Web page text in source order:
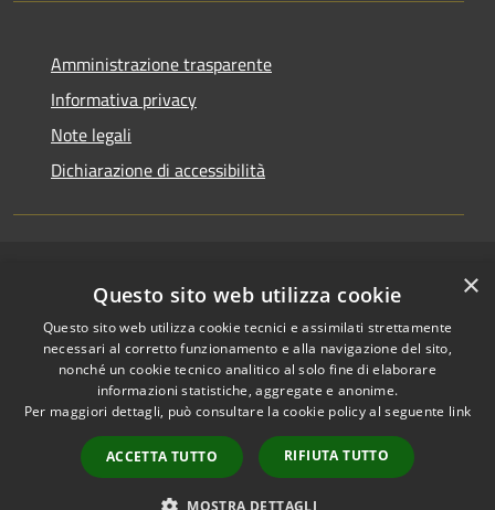
Amministrazione trasparente
Informativa privacy
Note legali
Dichiarazione di accessibilità
Accessibilità
Privacy
Cookie
Mappa del sito
Area riservata
amministratori comunali
Portale Dipendente
Comunicazioni Dirigenti
Copyright © 2026 • Comune di
Riccione • Powered by
Municipium•Accesso
redazione
×
Questo sito web utilizza cookie
Questo sito web utilizza cookie tecnici e assimilati strettamente
necessari al corretto funzionamento e alla navigazione del sito,
nonché un cookie tecnico analitico al solo fine di elaborare
informazioni statistiche, aggregate e anonime.
Per maggiori dettagli, può consultare la cookie policy al seguente link
ACCETTA TUTTO RIFIUTA TUTTO
MOSTRA DETTAGLI